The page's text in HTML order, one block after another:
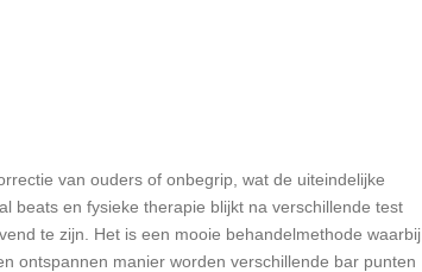
van ouders of onbegrip, wat de uiteindelijke
beats en fysieke therapie blijkt na verschillende test
te zijn. Het is een mooie behandelmethode waarbij
ontspannen manier worden verschillende bar punten